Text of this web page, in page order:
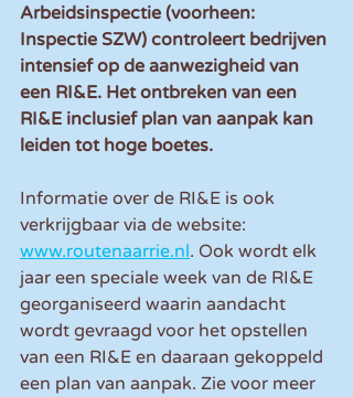
Arbeidsinspectie (voorheen:
Inspectie SZW) controleert bedrijven
intensief op de aanwezigheid van
een RI&E. Het ontbreken van een
RI&E inclusief plan van aanpak kan
leiden tot hoge boetes.
Informatie over de RI&E is ook
verkrijgbaar via de website:
www.routenaarrie.nl. Ook wordt elk
jaar een speciale week van de RI&E
georganiseerd waarin aandacht
wordt gevraagd voor het opstellen
van een RI&E en daaraan gekoppeld
een plan van aanpak. Zie voor meer